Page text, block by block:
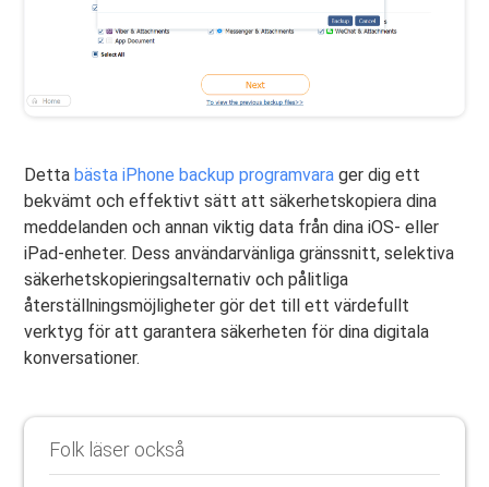
Detta bästa iPhone backup programvara ger dig ett
bekvämt och effektivt sätt att säkerhetskopiera dina
meddelanden och annan viktig data från dina iOS- eller
iPad-enheter. Dess användarvänliga gränssnitt, selektiva
säkerhetskopieringsalternativ och pålitliga
återställningsmöjligheter gör det till ett värdefullt
verktyg för att garantera säkerheten för dina digitala
konversationer.
Folk läser också